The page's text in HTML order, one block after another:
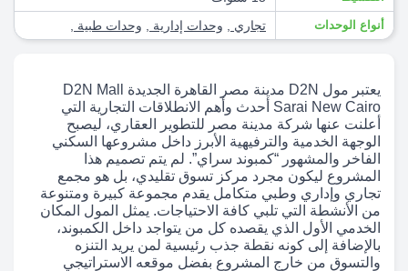
أنواع الوحدات تجاري وحدات إدارية وحدات طبية
يعتبر مول D2N مدينة مصر القاهرة الجديدة D2N Mall
Sarai New Cairo أحدث وأهم الانطلاقات التجارية التي
أعلنت عنها شركة مدينة مصر للتطوير العقاري، ليصبح
الوجهة الخدمية والترفيهية الأبرز داخل مشروعها السكني
الفاخر والمشهور “كمبوند سراي”. لم يتم تصميم هذا
المشروع ليكون مجرد مركز تسوق تقليدي، بل هو مجمع
تجاري وإداري وطبي متكامل يقدم مجموعة كبيرة ومتنوعة
من الأنشطة التي تلبي كافة الاحتياجات. يمثل المول المكان
الخدمي الأول الذي يقصده كل من يتواجد داخل الكمبوند،
بالإضافة إلى كونه نقطة جذب رئيسية لمن يريد التنزه
والتسوق من خارج المشروع بفضل موقعه الاستراتيجي